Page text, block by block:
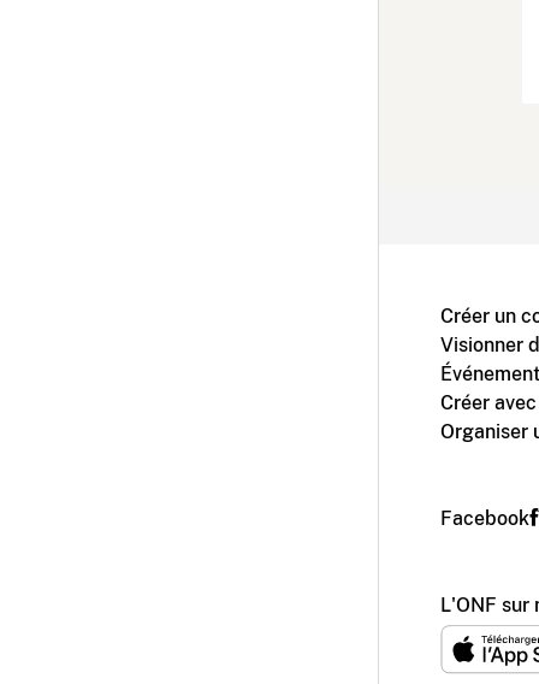
Créer un
Visionner
Créer
Organiser
Facebook
L'ONF sur